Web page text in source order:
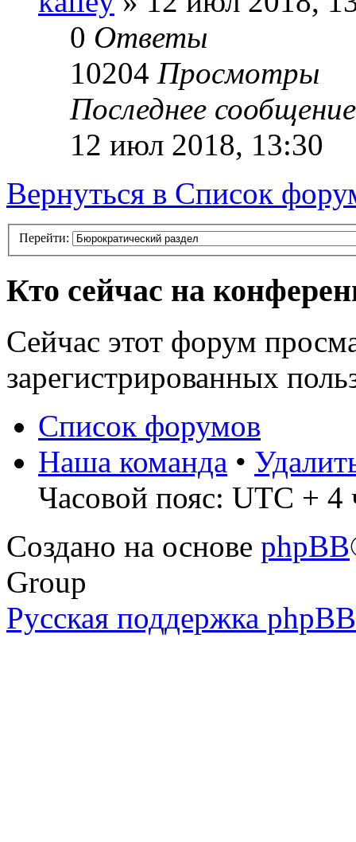
0 Ответы
10204 Просмотры
Последнее
12 июл 2018, 13:30
Вернуться в Список
Перейти:
Кто сейчас на
Сейчас этот форум
зарегистрированных
Список форумов
Наша команда •
Часовой пояс: UTC + 4
Создано на основе phpBB
Group
Русская поддержка phpBB